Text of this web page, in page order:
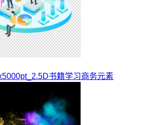
书籍学习商务元素